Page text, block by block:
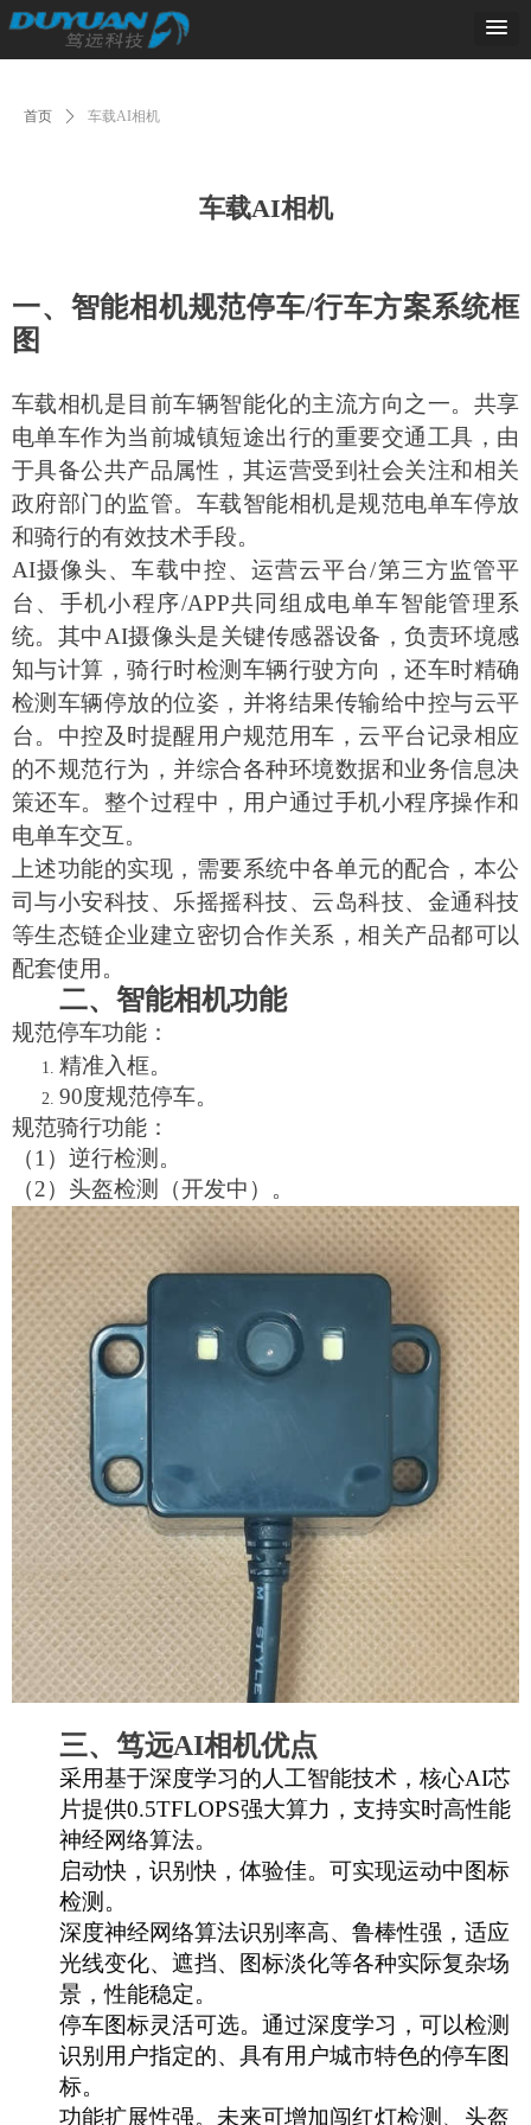
首页 ꄲ 车载AI相机
车载AI相机
一、智能相机规范停车/行车方案系统框
图
车载相机是目前车辆智能化的主流方向之一。共享
电单车作为当前城镇短途出行的重要交通工具，由
于具备公共产品属性，其运营受到社会关注和相关
政府部门的监管。车载智能相机是规范电单车停放
和骑行的有效技术手段。
AI摄像头、车载中控、运营云平台/第三方监管平
台、手机小程序/APP共同组成电单车智能管理系
统。其中AI摄像头是关键传感器设备，负责环境感
知与计算，骑行时检测车辆行驶方向，还车时精确
检测车辆停放的位姿，并将结果传输给中控与云平
台。中控及时提醒用户规范用车，云平台记录相应
的不规范行为，并综合各种环境数据和业务信息决
策还车。整个过程中，用户通过手机小程序操作和
电单车交互。
上述功能的实现，需要系统中各单元的配合，本公
司与小安科技、乐摇摇科技、云岛科技、金通科技
等生态链企业建立密切合作关系，相关产品都可以
配套使用。
二、 智能相机功能
规范停车功能：
精准入框。
90度规范停车。
规范骑行功能：
（1）逆行检测。
（2）头盔检测（开发中）。
三、 笃远AI相机优点
采用基于深度学习的人工智能技术，核心AI芯
片提供0.5TFLOPS强大算力，支持实时高性能
神经网络算法。
启动快，识别快，体验佳。可实现运动中图标
检测。
深度神经网络算法识别率高、鲁棒性强，适应
光线变化、遮挡、图标淡化等各种实际复杂场
景，性能稳定。
停车图标灵活可选。通过深度学习，可以检测
识别用户指定的、具有用户城市特色的停车图
标。
功能扩展性强。未来可增加闯红灯检测、头盔